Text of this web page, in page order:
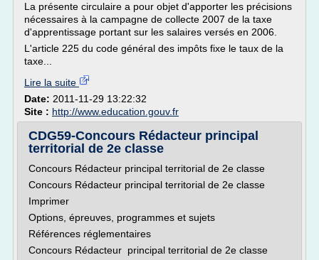
La présente circulaire a pour objet d'apporter les précisions
nécessaires à la campagne de collecte 2007 de la taxe
d'apprentissage portant sur les salaires versés en 2006.
L'article 225 du code général des impôts fixe le taux de la
taxe...
Lire la suite
Date: 2011-11-29 13:22:32
Site : http://www.education.gouv.fr
CDG59-Concours Rédacteur principal
territorial de 2e classe
Concours Rédacteur principal territorial de 2e classe
Concours Rédacteur principal territorial de 2e classe
Imprimer
Options, épreuves, programmes et sujets
Références réglementaires
Concours Rédacteur principal territorial de 2e classe